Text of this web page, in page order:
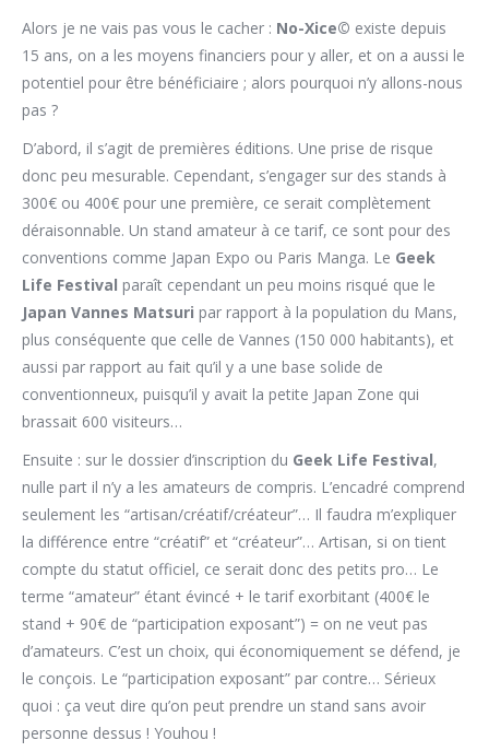
Alors je ne vais pas vous le cacher : No-Xice© existe depuis
15 ans, on a les moyens financiers pour y aller, et on a aussi le
potentiel pour être bénéficiaire ; alors pourquoi n’y allons-nous
pas ?
D’abord, il s’agit de premières éditions. Une prise de risque
donc peu mesurable. Cependant, s’engager sur des stands à
300€ ou 400€ pour une première, ce serait complètement
déraisonnable. Un stand amateur à ce tarif, ce sont pour des
conventions comme Japan Expo ou Paris Manga. Le Geek
Life Festival paraît cependant un peu moins risqué que le
Japan Vannes Matsuri par rapport à la population du Mans,
plus conséquente que celle de Vannes (150 000 habitants), et
aussi par rapport au fait qu’il y a une base solide de
conventionneux, puisqu’il y avait la petite Japan Zone qui
brassait 600 visiteurs…
Ensuite : sur le dossier d’inscription du Geek Life Festival,
nulle part il n’y a les amateurs de compris. L’encadré comprend
seulement les “artisan/créatif/créateur”… Il faudra m’expliquer
la différence entre “créatif” et “créateur”… Artisan, si on tient
compte du statut officiel, ce serait donc des petits pro… Le
terme “amateur” étant évincé + le tarif exorbitant (400€ le
stand + 90€ de “participation exposant”) = on ne veut pas
d’amateurs. C’est un choix, qui économiquement se défend, je
le conçois. Le “participation exposant” par contre… Sérieux
quoi : ça veut dire qu’on peut prendre un stand sans avoir
personne dessus ! Youhou !